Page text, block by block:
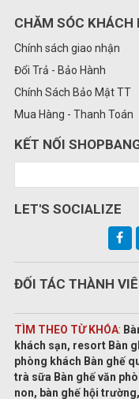
CHĂM SÓC KHÁCH
Chính sách giao nhận
Đổi Trả - Bảo Hành
Chính Sách Bảo Mật TT
Mua Hàng - Thanh Toán
KẾT NỐI
LET'S SOCIALIZE
ĐỐI TÁC THÀNH
TÌM THEO TỪ KHÓA:
khách sạn, resort Bàn
phòng khách Bàn ghế
trà sữa Bàn ghế văn
non, bàn ghế hội